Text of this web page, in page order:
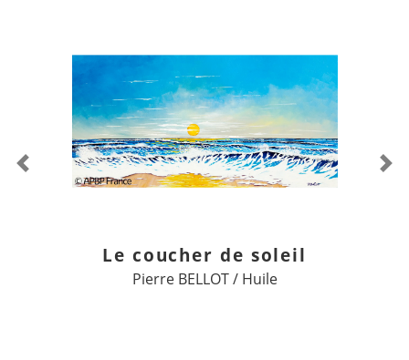
Le coucher de soleil
Pierre BELLOT / Huile
Previous